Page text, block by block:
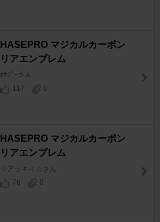
HASEPRO マジカルカーボン
リアエンブレム
ｵｻﾌﾟｰさん
117
0
HASEPRO マジカルカーボン
リアエンブレム
☆アッキィ☆さん
76
0